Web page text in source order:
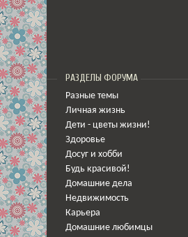
РАЗДЕЛЫ ФОРУМА
Разные темы
Личная жизнь
Дети - цветы жизни!
Здоровье
Досуг и хобби
Будь красивой!
Домашние дела
Недвижимость
Карьера
Домашние любимцы